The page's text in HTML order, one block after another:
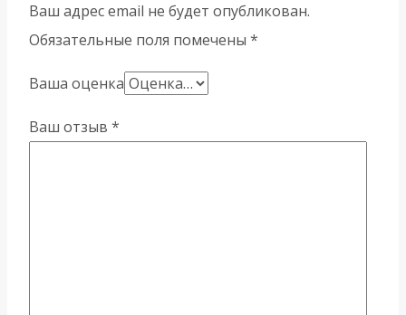
Ваш адрес email не будет опубликован.
Обязательные поля помечены *
Ваша оценка
Ваш отзыв *